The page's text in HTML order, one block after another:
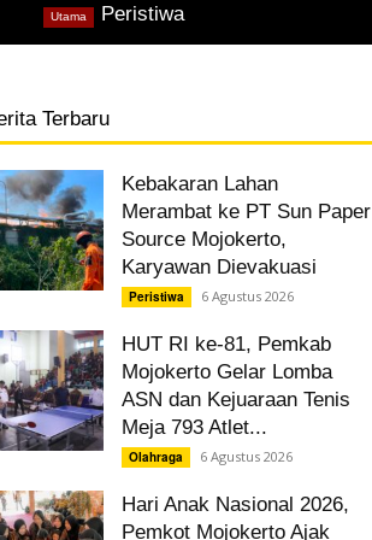
Peristiwa,
Utama
Terbaru
Kebakaran Lahan
Merambat ke PT Sun Paper
Source Mojokerto,
Karyawan Dievakuasi
Peristiwa 6 Agustus 2026
HUT RI ke-81, Pemkab
Mojokerto Gelar Lomba
ASN dan Kejuaraan Tenis
Meja 793 Atlet...
Olahraga 6 Agustus 2026
Hari Anak Nasional 2026,
Pemkot Mojokerto Ajak